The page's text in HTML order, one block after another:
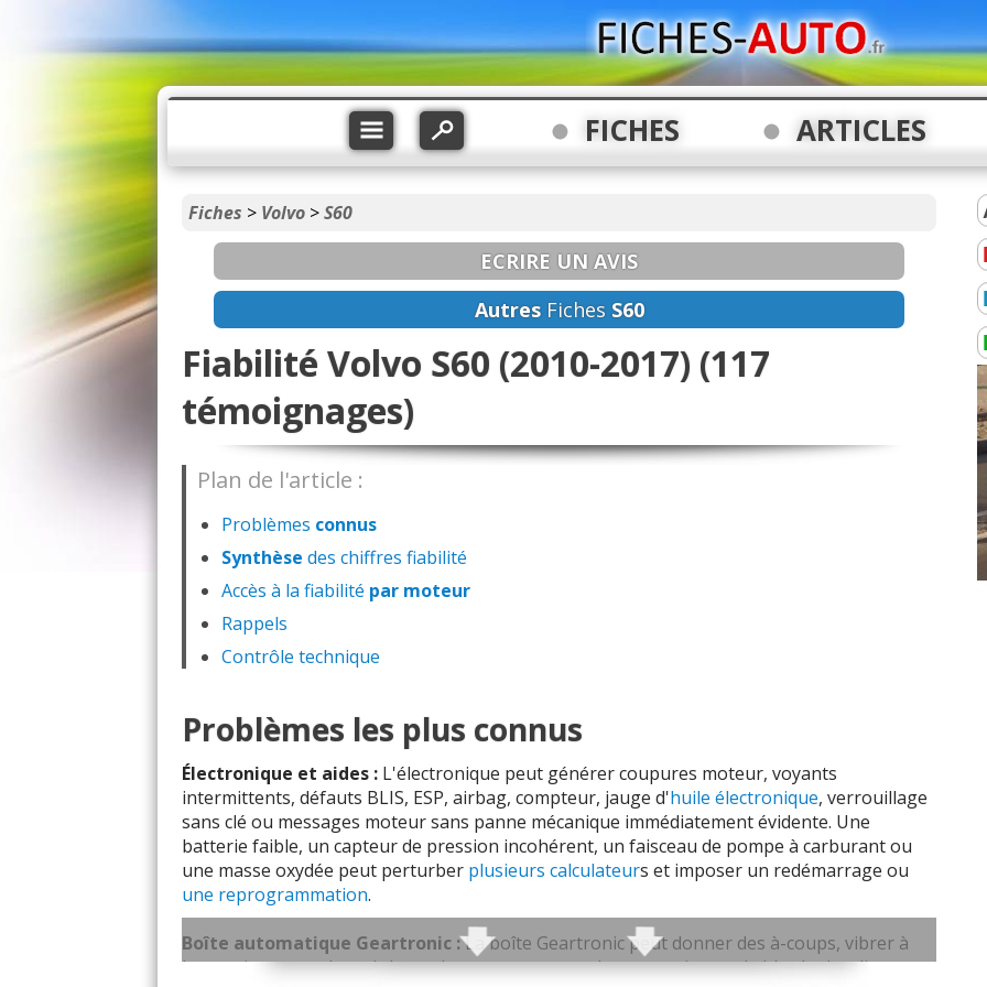
FICHES ARTICLES
Fiches > Volvo >S60
ECRIRE UN AVIS
AutresFiches S60
Fiabilité Volvo S60 (2010-2017) (117
témoignages)
Plan de l'article :
Problèmes connus
Synthèse des chiffres fiabilité
Accès à la fiabilité par moteur
Rappels
Contrôle technique
Problèmes les plus connus
Électronique et aides : L'électronique peut générer coupures moteur, voyants
intermittents, défauts BLIS, ESP, airbag, compteur, jauge d'huile électronique, verrouillage
sans clé ou messages moteur sans panne mécanique immédiatement évidente. Une
batterie faible, un capteur de pression incohérent, un faisceau de pompe à carburant ou
une masse oxydée peut perturber plusieurs calculateurs et imposer un redémarrage ou
une reprogrammation.
Boîte automatique Geartronic :La boîte Geartronic peut donner des à-coups, vibrer à
basse vitesse ou devenir lente dans ses passages. Le convertisseur, le bloc hydraulique et